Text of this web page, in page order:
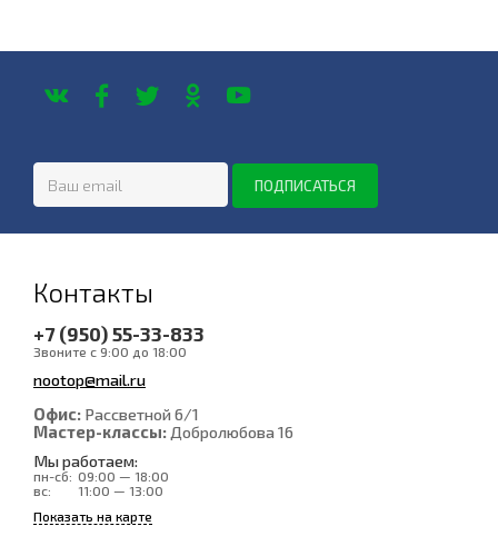
Контакты
+7 (950) 55-33-833
Звоните с 9:00 до 18:00
nootop@mail.ru
Офис: Рассветной 6/1
Мастер-классы: Добролюбова 16
Мы работаем:
пн-сб: 09:00 — 18:00
вс:
11:00 — 13:00
Показать на карте